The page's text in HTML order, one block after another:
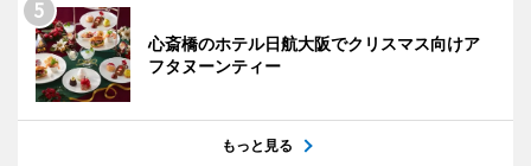
心斎橋のホテル日航大阪でクリスマス向けア
フタヌーンティー
もっと見る